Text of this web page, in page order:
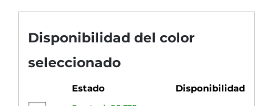
Disponibilidad del color
seleccionado
Estado Disponibilidad